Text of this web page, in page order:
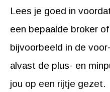
Lees je goed in
een bepaalde broker
bijvoorbeeld in de
alvast de plus- en
jou op een rijtje gezet.